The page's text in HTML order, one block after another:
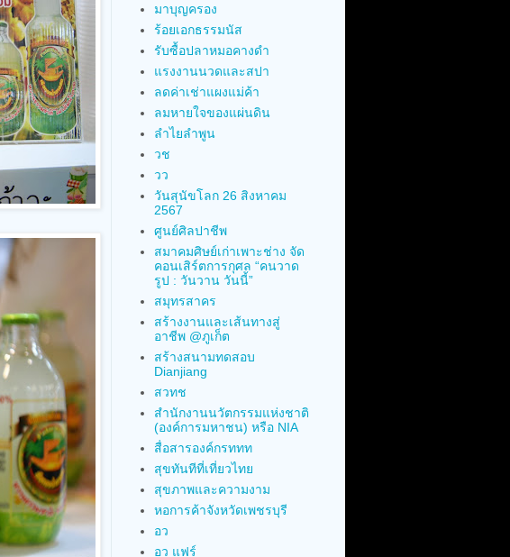
มาบุญครอง
ร้อยเอกธรรมนัส
รับซื้อปลาหมอคางดำ
แรงงานนวดและสปา
ลดค่าเช่าแผงแม่ค้า
ลมหายใจของแผ่นดิน
ลำไยลำพูน
วช
วว
วันสุนัขโลก 26 สิงหาคม
2567
ศูนย์ศิลปาชีพ
สมาคมศิษย์เก่าเพาะช่าง จัด
คอนเสิร์ตการกุศล “คนวาด
รูป : วันวาน วันนี้”
สมุทรสาคร
สร้างงานและเส้นทางสู่
อาชีพ @ภูเก็ต
สร้างสนามทดสอบ
Dianjiang
สวทช
สำนักงานนวัตกรรมแห่งชาติ
(องค์การมหาชน) หรือ NIA
สื่อสารองค์กรททท
สุขทันทีที่เที่ยวไทย
สุขภาพและความงาม
หอการค้าจังหวัดเพชรบุรี
อว
อว แฟร์